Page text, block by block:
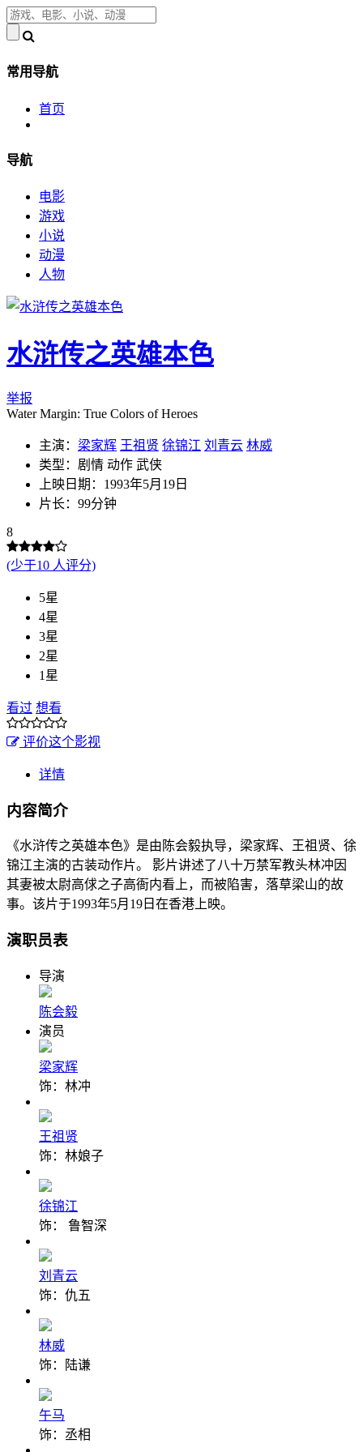
常用导航
首页
导航
电影
游戏
小说
动漫
人物
水浒传之英雄本色
举报
Water Margin: True Colors of Heroes
主演： 梁家辉 王祖贤 徐锦江 刘青云 林威
类型：剧情 动作 武侠
上映日期：1993年5月19日
片长：99分钟
8
(少于10 人评分)
5星
4星
3星
2星
1星
看过 想看
评价这个影视
详情
内容简介
《水浒传之英雄本色》是由陈会毅执导，梁家辉、王祖贤、徐
锦江主演的古装动作片。 影片讲述了八十万禁军教头林冲因
其妻被太尉高俅之子高衙内看上，而被陷害，落草梁山的故
事。该片于1993年5月19日在香港上映。
演职员表
导演
陈会毅
演员
梁家辉
饰：林冲
王祖贤
饰：林娘子
徐锦江
饰： 鲁智深
刘青云
饰：仇五
林威
饰：陆谦
午马
饰：丞相